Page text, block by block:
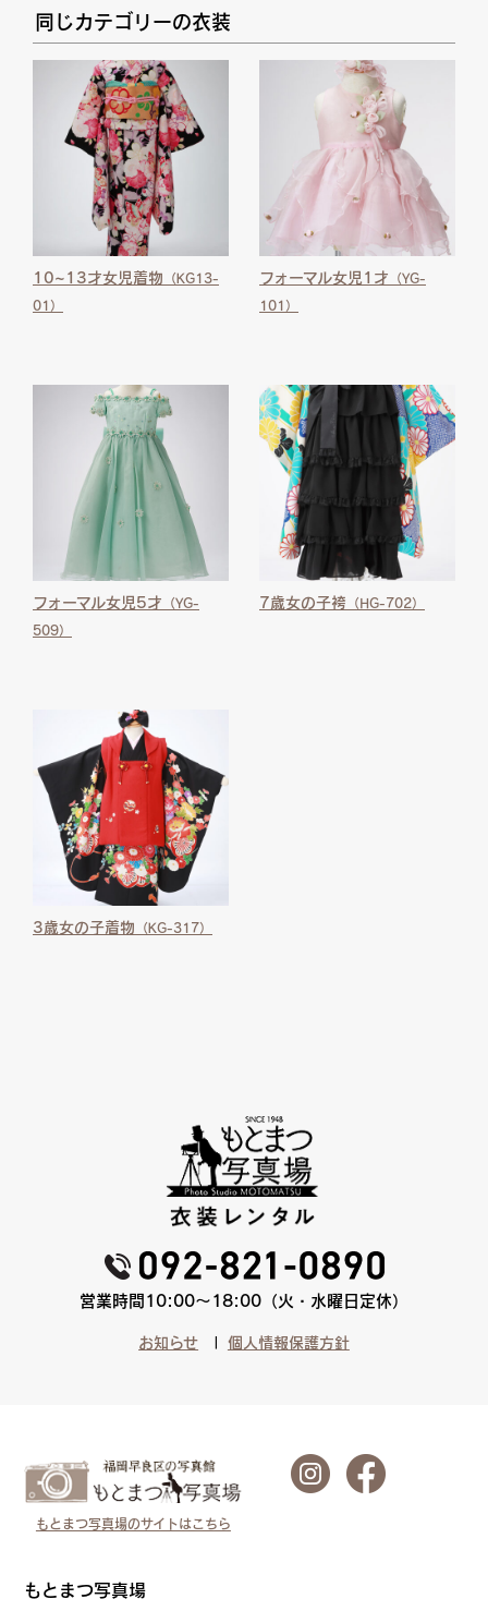
同じカテゴリーの衣装
10~13才女児着物 （KG13-
01）
フォーマル女児1才 （YG-
101）
フォーマル女児5才 （YG-
509）
7歳女の子袴 （HG-702）
3歳女の子着物 （KG-317）
営業時間10:00〜18:00（火・水曜日定休）
お知らせ 個人情報保護方針
もとまつ写真場のサイトはこちら
もとまつ写真場